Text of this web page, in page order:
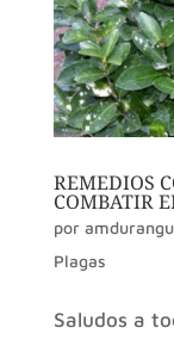
REMEDIOS
COMBATIR
por amdurangu
Plagas
Saludos a